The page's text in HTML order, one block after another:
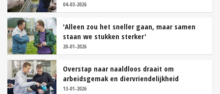
04-03-2026
'Alleen zou het sneller gaan, maar samen
staan we stukken sterker'
20-01-2026
Overstap naar naaldloos draait om
arbeidsgemak en diervriendelijkheid
13-01-2026